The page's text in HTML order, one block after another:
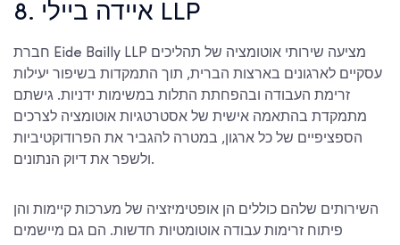
8. איידה ביילי LLP
חברת Eide Bailly LLP מציעה שירותי אוטומציה של תהליכים
עסקיים לארגונים בארצות הברית, תוך התמקדות בשיפור יעילות
זרימת העבודה ובהפחתת התלות במשימות ידניות. גישתם
מתמקדת בהתאמה אישית של אסטרטגיות אוטומציה לצרכים
הספציפיים של כל ארגון, במטרה להגביר את הפרודוקטיביות
ולשפר את דיוק הנתונים.
השירותים שלהם כוללים הן אופטימיזציה של מערכות קיימות והן
פיתוח זרימות עבודה אוטומטיות חדשות. הם גם מיישמים